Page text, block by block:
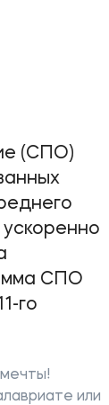
(СПО)
СПО
го
или